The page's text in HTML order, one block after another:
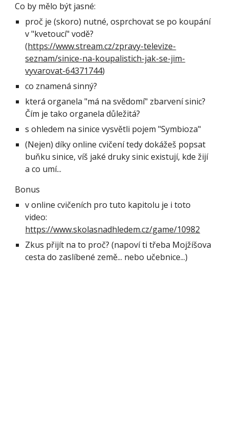
Co by mělo být jasné:
proč je (skoro) nutné, osprchovat se po koupání
v "kvetoucí" vodě?
(https://www.stream.cz/zpravy-televize-
seznam/sinice-na-koupalistich-jak-se-jim-
vyvarovat-64371744)
co znamená sinný?
která organela "má na svědomí" zbarvení sinic?
Čím je tako organela důležitá?
s ohledem na sinice vysvětli pojem "Symbioza"
(Nejen) díky online cvičení tedy dokážeš popsat
buňku sinice, víš jaké druky sinic existují, kde žijí
a co umí...
Bonus
v online cvičeních pro tuto kapitolu je i toto
https://www.skolasnadhledem.cz/game/10982
Zkus přijít na to proč? (napoví ti třeba Mojžíšova
cesta do zaslíbené země... nebo učebnice...)